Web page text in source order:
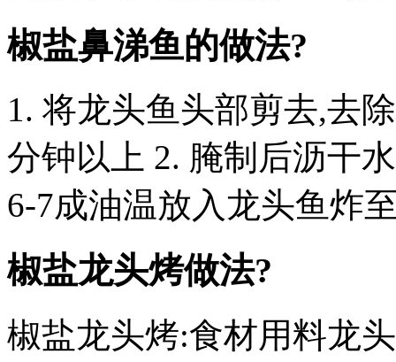
椒盐鼻涕鱼的做法?
1. 将龙头鱼头部剪去,去
分钟以上 2. 腌制后沥干
6-7成油温放入龙头鱼炸
椒盐龙头烤做法?
椒盐龙头烤:食材用料龙